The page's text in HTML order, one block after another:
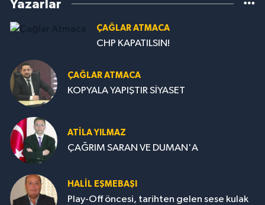
Yazarlar
ÇAĞLAR ATMACA
CHP KAPATILSIN!
ÇAĞLAR ATMACA
KOPYALA YAPIŞTIR SİYASET
ATILA YILMAZ
ÇAĞRIM SARAN VE DUMAN'A
HALIL EŞMEBAŞI
Play-Off öncesi, tarihten gelen sese kulak